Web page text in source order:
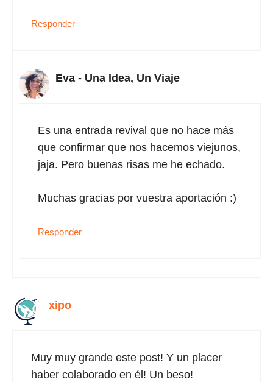
Responder
Eva - Una Idea, Un Viaje
Es una entrada revival que no hace más
que confirmar que nos hacemos viejunos,
jaja. Pero buenas risas me he echado.
Muchas gracias por vuestra aportación :)
Responder
xipo
Muy muy grande este post! Y un placer
haber colaborado en él! Un beso!